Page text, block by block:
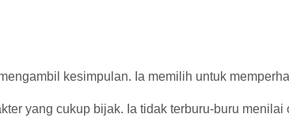
kesimpulan. Ia memilih untuk
yang cukup bijak. Ia tidak terburu-buru